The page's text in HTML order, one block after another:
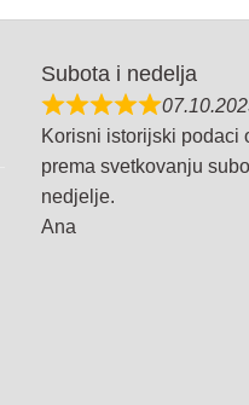
Subota i nedelja
Korisni istorijski podaci
prema svetkovanju
nedjelje.
Ana